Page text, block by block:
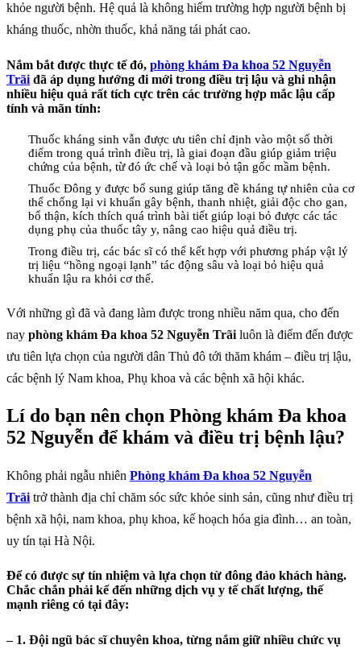
khỏe người bệnh. Hệ quả là không hiếm trường hợp người bệnh bị
kháng thuốc, nhờn thuốc, khả năng tái phát cao.
Nắm bắt được thực tế đó, phòng khám Đa khoa 52 Nguyễn
Trãi đã áp dụng hướng đi mới trong điều trị lậu và ghi nhận
nhiều hiệu quả rất tích cực trên các trường hợp mắc lậu cấp
tính và mãn tính:
Thuốc kháng sinh vẫn được ưu tiên chỉ định vào một số thời
điểm trong quá trình điều trị, là giai đoạn đầu giúp giảm triệu
chứng của bệnh, từ đó ức chế và loại bỏ tận gốc mầm bệnh.
Thuốc Đông y được bổ sung giúp tăng đề kháng tự nhiên của cơ
thể chống lại vi khuẩn gây bệnh, thanh nhiệt, giải độc cho gan,
bổ thận, kích thích quá trình bài tiết giúp loại bỏ được các tác
dụng phụ của thuốc tây y, nâng cao hiệu quả điều trị.
Trong điều trị, các bác sĩ có thể kết hợp với phương pháp vật lý
trị liệu “hồng ngoại lạnh” tác động sâu và loại bỏ hiệu quả
khuẩn lậu ra khỏi cơ thể.
Với những gì đã và đang làm được trong nhiều năm qua, cho đến
nay phòng khám Đa khoa 52 Nguyễn Trãi luôn là điểm đến được
ưu tiên lựa chọn của người dân Thủ đô tới thăm khám – điều trị lậu,
các bệnh lý Nam khoa, Phụ khoa và các bệnh xã hội khác.
Lí do bạn nên chọn Phòng khám Đa khoa
52 Nguyễn để khám và điều trị bệnh lậu?
Không phải ngẫu nhiên Phòng khám Đa khoa 52 Nguyễn
Trãi trở thành địa chỉ chăm sóc sức khỏe sinh sản, cũng như điều trị
bệnh xã hội, nam khoa, phụ khoa, kế hoạch hóa gia đình… an toàn,
uy tín tại Hà Nội.
Để có được sự tín nhiệm và lựa chọn từ đông đảo khách hàng.
Chắc chắn phải kể đến những dịch vụ y tế chất lượng, thế
mạnh riêng có tại đây:
– 1. Đội ngũ bác sĩ chuyên khoa, từng nắm giữ nhiều chức vụ